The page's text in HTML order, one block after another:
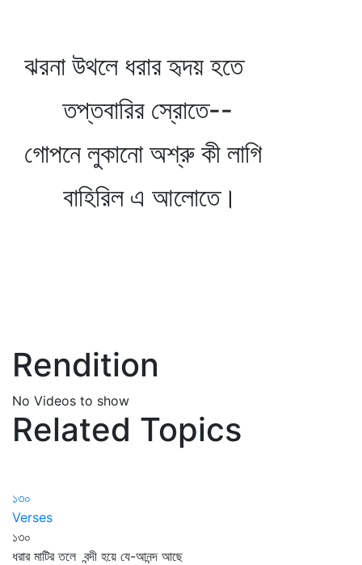
ঝরনা উথলে ধরার হৃদয় হতে
তপ্তবারির স্রোতে--
গোপনে লুকানো অশ্রু কী লাগি
বাহিরিল এ আলোতে।
Rendition
No Videos to show
Related Topics
১৩০
Verses
১৩০
ধরার মাটির তলে বন্দী হয়ে যে-আনন্দ আছে